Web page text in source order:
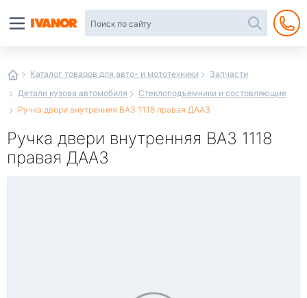
Каталог товаров для авто- и мототехники
Запчасти
Детали кузова автомобиля
Стеклоподъемники и состовляющие
Ручка двери внутренняя ВАЗ 1118 правая ДААЗ
Ручка двери внутренняя ВАЗ 1118
правая ДААЗ
интернет-